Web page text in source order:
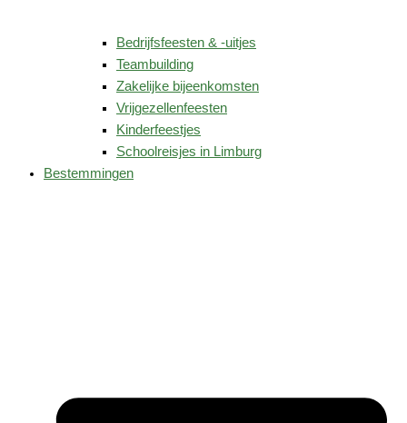
Bedrijfsfeesten & -uitjes
Teambuilding
Zakelijke bijeenkomsten
Vrijgezellenfeesten
Kinderfeestjes
Schoolreisjes in Limburg
Bestemmingen